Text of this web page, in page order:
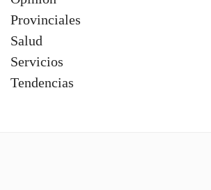
Provinciales
Salud
Servicios
Tendencias